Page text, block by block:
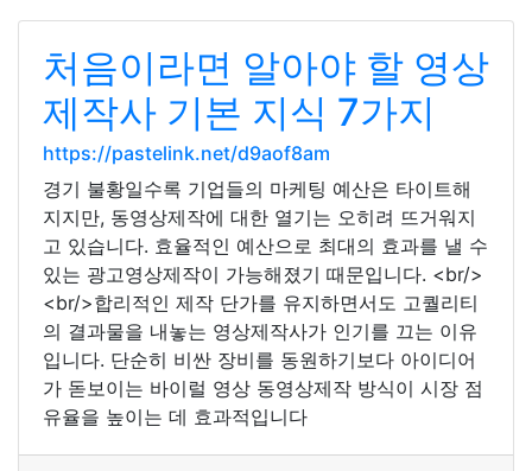
처음이라면 알아야 할 영상
제작사 기본 지식 7가지
https://pastelink.net/d9aof8am
경기 불황일수록 기업들의 마케팅 예산은 타이트해
지지만, 동영상제작에 대한 열기는 오히려 뜨거워지
고 있습니다. 효율적인 예산으로 최대의 효과를 낼 수
있는 광고영상제작이 가능해졌기 때문입니다. <br/>
<br/>합리적인 제작 단가를 유지하면서도 고퀄리티
의 결과물을 내놓는 영상제작사가 인기를 끄는 이유
입니다. 단순히 비싼 장비를 동원하기보다 아이디어
가 돋보이는 바이럴 영상 동영상제작 방식이 시장 점
유율을 높이는 데 효과적입니다